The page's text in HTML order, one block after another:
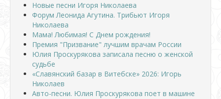
Новые песни Игоря Николаева
Форум Леонида Агутина. Трибьют Игоря
Николаева
Мама! Любимая! С Днем рождения!
Премия "Призвание" лучшим врачам России
Юлия Проскурякова записала песню о женской
судьбе
«Славянский базар в Витебске» 2026: Игорь
Николаев
Авто-песни. Юлия Проскурякова поет в машине